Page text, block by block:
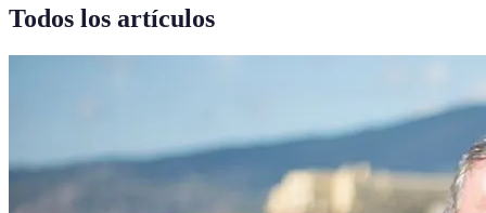
Todos los artículos